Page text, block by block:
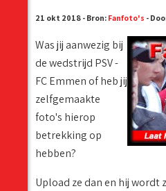
21 okt 2018 - Bron: Fanfoto's -
Was jij aanwezig bij
de wedstrijd PSV -
FC Emmen of heb jij
zelfgemaakte
foto's hierop
betrekking op
hebben?
Upload ze dan en hij wordt